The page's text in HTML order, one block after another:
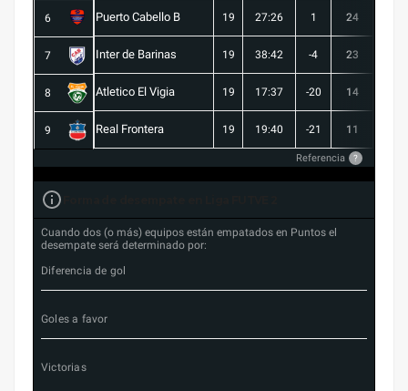
6 Puerto Cabello B 19 27:26 1 24
7 Inter de Barinas 19 38:42 -4 23
8 Atletico El Vigia 19 17:37 -20 14
9 Real Frontera 19 19:40 -21 11
Referencia ?
Cuando dos (o más) equipos están empatados en Puntos el
desempate será determinado por:
Diferencia de gol
Goles a favor
Victorias